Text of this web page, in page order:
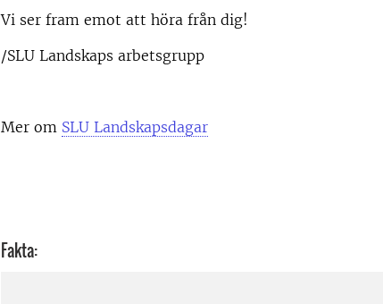
Vi ser fram emot att höra från dig!
/SLU Landskaps arbetsgrupp
Mer om SLU Landskapsdagar
Fakta: